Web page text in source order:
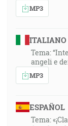
MP3
ITALIANO
Tema:
angeli e
MP3
ESPAÑOL
Tema: